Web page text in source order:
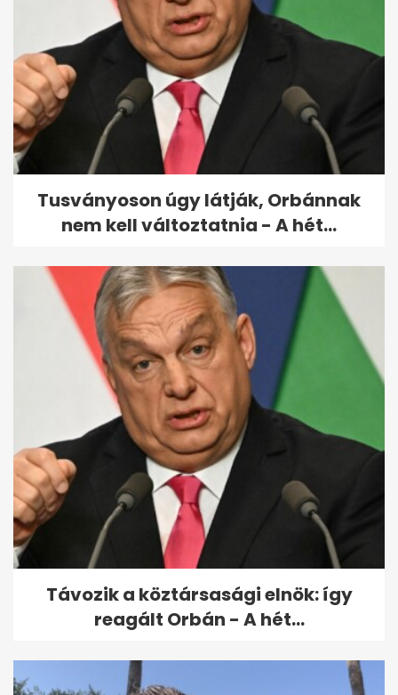
Herendi Gábor: Eddig
csendben maradtam, mert
szerettem volna még...
Tusványoson úgy látják, Orbánnak
nem kell változtatnia - A hét...
Távozik a köztársasági elnök: így
reagált Orbán - A hét...